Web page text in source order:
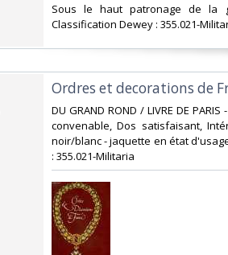
‎Sous le haut patronage de la
Classification Dewey : 355.021-
‎Ordres et decorations de
‎DU GRAND ROND / LIVRE DE
convenable, Dos satisfaisant,
noir/blanc - jaquette en état
: 355.021-Militaria‎